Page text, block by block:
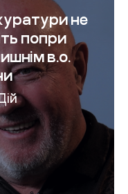
не
попри
в.о.